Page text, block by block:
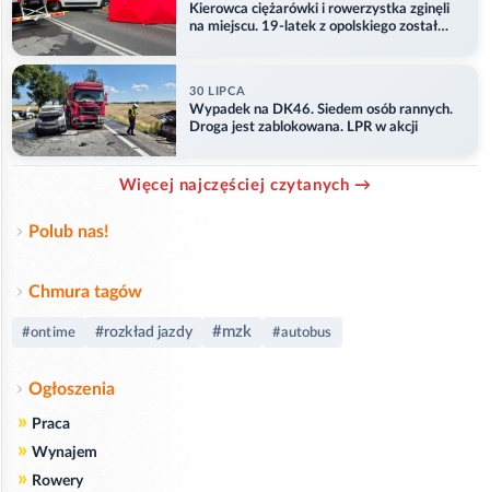
Kierowca ciężarówki i rowerzystka zginęli
na miejscu. 19-latek z opolskiego został
30 LIPCA
Wypadek na DK46. Siedem osób rannych.
Droga jest zablokowana. LPR w akcji
Więcej najczęściej czytanych →
Polub nas!
Chmura tagów
#ontime #rozkład jazdy #mzk #autobus
Ogłoszenia
» Praca
» Wynajem
» Rowery